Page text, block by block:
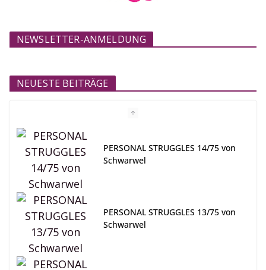
NEWSLETTER-ANMELDUNG
NEUESTE BEITRÄGE
PERSONAL STRUGGLES 14/75 von
Schwarwel
PERSONAL STRUGGLES 13/75 von
Schwarwel